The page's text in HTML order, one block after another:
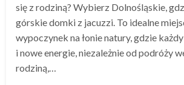
się z rodziną? Wybierz Dolnośląskie,
górskie domki z jacuzzi. To idealne
wypoczynek na łonie natury, gdzie
i nowe energie, niezależnie od podróży
rodziną,…